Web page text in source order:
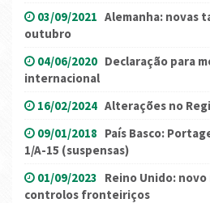
03/09/2021 Alemanha: novas
outubro
04/06/2020 Declaração para
internacional
16/02/2024 Alterações no
09/01/2018 País Basco:
1/A-15 (suspensas)
01/09/2023 Reino Unido:
controlos fronteiriços